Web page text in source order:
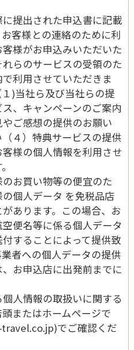
提出された申込書に記載
客様との連絡のために利
様がお申込みいただいた
らのサービスの受領のた
利用させていただきま
)当社ら及び当社らの提
、キャンペーンのご案内
やご感想の提供のお願い
（４）特典サービスの提供
客様の個人情報を利用させ
お買い物等の便宜のた
個人データ を免税品店
あります。この場合、お
便名等に係る個人データ
することによって提供致
者への個人データの提供
お申込店に出発前までに
人情報の取扱いに関する
またはホームページで
でご確認くだ